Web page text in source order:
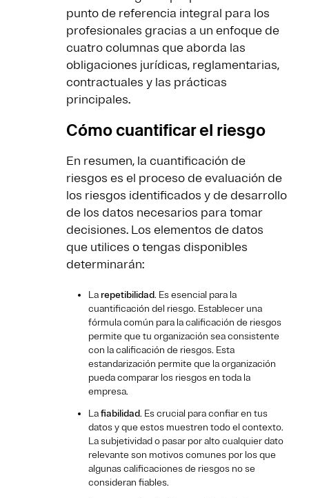
punto de referencia integral para los
profesionales gracias a un enfoque de
cuatro columnas que aborda las
obligaciones jurídicas, reglamentarias,
contractuales y las prácticas
principales.
Cómo cuantificar el riesgo
En resumen, la cuantificación de
riesgos es el proceso de evaluación de
los riesgos identificados y de desarrollo
de los datos necesarios para tomar
decisiones. Los elementos de datos
que utilices o tengas disponibles
determinarán:
La repetibilidad. Es esencial para la
cuantificación del riesgo. Establecer una
fórmula común para la calificación de riesgos
permite que tu organización sea consistente
con la calificación de riesgos. Esta
estandarización permite que la organización
pueda comparar los riesgos en toda la
empresa.
Lafiabilidad. Es crucial para confiar en tus
datos y que estos muestren todo el contexto.
La subjetividad o pasar por alto cualquier dato
relevante son motivos comunes por los que
algunas calificaciones de riesgos no se
consideran fiables.